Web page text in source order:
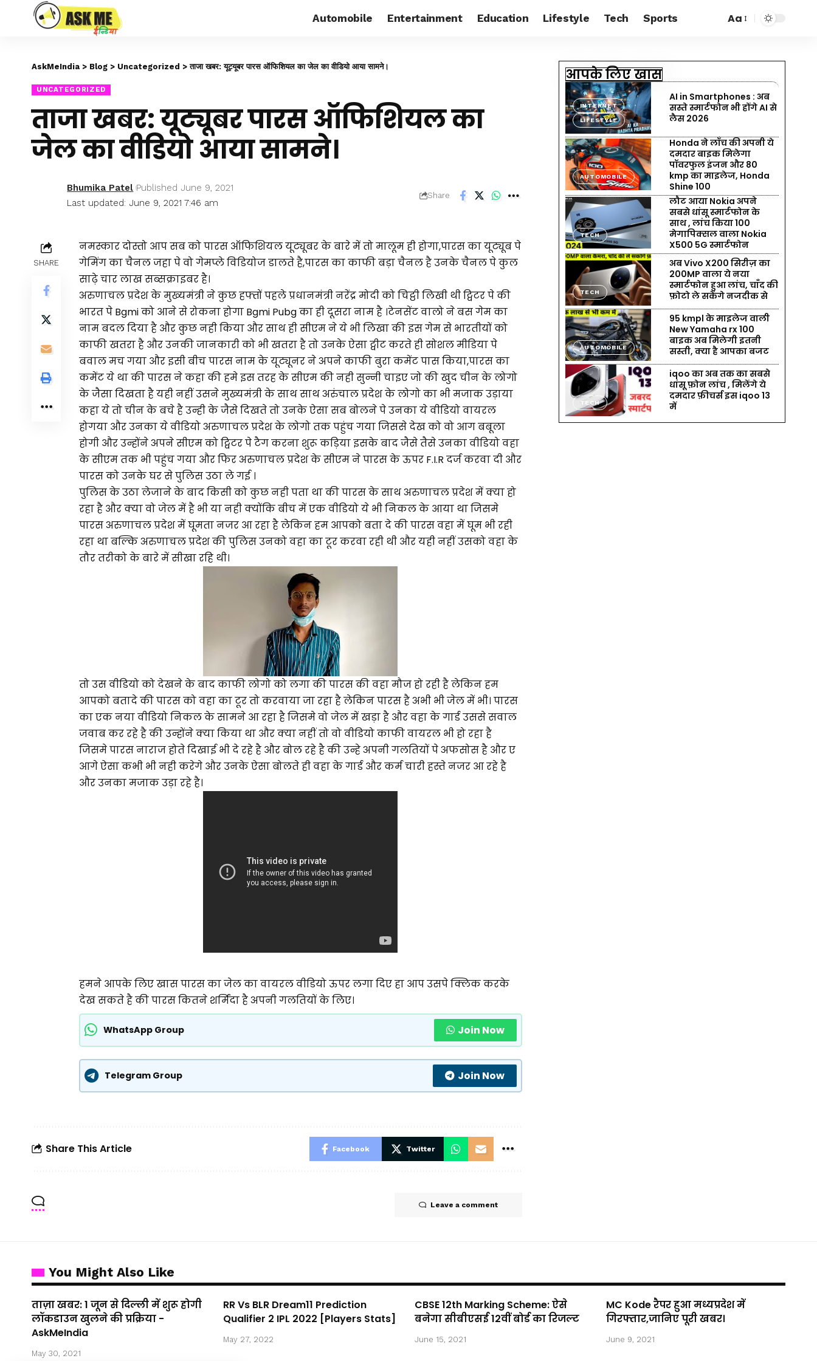
Automobile Entertainment Education Lifestyle Tech Sports Aa
AskMeIndia > Blog > Uncategorized >ताजा खबर: यूट्यूबर पारस ऑफिशियल का जेल का वीडियो आया सामने।
UNCATEGORIZED
ताजा खबर: यूट्यूबर पारस ऑफिशियल का
जेल का वीडियो आया सामने।
Last updated: June 9, 2021 7:46 am
Bhumika Patel Published June 9, 2021
Share
SHARE
नमस्कार दोस्तो आप सब को पारस ऑफिशियल यूट्यूबर के बारे में तो मालूम ही होगा,पारस का यूट्यूब पे
गेमिंग का चैनल जहा पे वो गेमप्ले विडियोज डालते है,पारस का काफी बड़ा चैनल है उनके चैनल पे कुल
साढ़े चार लाख सब्सक्राइबर है।
अरुणाचल प्रदेश के मुख्यमंत्री ने कुछ हफ्तों पहले प्रधानमंत्री नरेंद्र मोदी को चिट्ठी लिखी थी ट्विटर पे की
भारत पे Bgmi को आने से रोकना होगा Bgmi Pubg का ही दूसरा नाम है ।टेनसेंट वालो ने बस गेम का
नाम बदल दिया है और कुछ नही किया और साथ ही सीएम ने ये भी लिखा की इस गेम से भारतीयों को
काफी खतरा है और उनकी जानकारी को भी खतरा है तो उनके ऐसा ट्वीट करते ही सोशल मीडिया पे
बवाल मच गया और इसी बीच पारस नाम के यूट्यूनर ने अपने काफी बुरा कमेंट पास किया,पारस का
कमेंट ये था की पारस ने कहा की हमे इस तरह के सीएम की नही सुन्नी चाइए जो की खुद चीन के लोगो
के जैसा दिखता है यही नहीं उसने मुख्यमंत्री के साथ साथ अरुंचाल प्रदेश के लोगो का भी मजाक उड़ाया
कहा ये तो चीन के बचे है उन्ही के जैसे दिखते तो उनके ऐसा सब बोलने पे उनका ये वीडियो वायरल
होगया और उनका ये वीडियो अरुणाचल प्रदेश के लोगो तक पहुंच गया जिससे देख को वो आग बबूला
होगी और उन्होंने अपने सीएम को ट्विटर पे टैग करना शुरू कड़िया इसके बाद जैसे तैसे उनका वीडियो वहा
के सीएम तक भी पहुंच गया और फिर अरुणाचल प्रदेश के सीएम ने पारस के ऊपर F.I.R दर्ज करवा दी और
पारस को उनके घर से पुलिस उठा ले गई ।
पुलिस के उठा लेजाने के बाद किसी को कुछ नही पता था की पारस के साथ अरुणाचल प्रदेश में क्या हो
रहा है और क्या वो जेल में है भी या नही क्योंकि बीच में एक वीडियो ये भी निकल के आया था जिसमे
पारस अरुणाचल प्रदेश में घूमता नजर आ रहा है लेकिन हम आपको बता दे की पारस वहा में घूम भी रही
रहा था बल्कि अरुणाचल प्रदेश की पुलिस उनको वहा का टूर करवा रही थी और यही नहीं उसको वहा के
तौर तरीको के बारे में सीखा रहि थी।
तो उस वीडियो को देखने के बाद काफी लोगो को लगा की पारस की वहा मौज हो रही है लेकिन हम
आपको बतादे की पारस को वहा का टूर तो करवाया जा रहा है लेकिन पारस है अभी भी जेल में भी। पारस
का एक नया वीडियो निकल के सामने आ रहा है जिसमे वो जेल में खड़ा है और वहा के गार्ड उससे सवाल
जवाब कर रहे है की उन्होंने क्या किया था और क्या नहीं तो वो वीडियो काफी वायरल भी हो रहा है
जिसमे पारस नाराज होते दिखाई भी दे रहे है और बोल रहे है की उन्हे अपनी गलतियों पे अफसोस है और ए
आगे ऐसा कभी भी नही करेगे और उनके ऐसा बोलते ही वहा के गार्ड और कर्म चारी हस्ते नजर आ रहे है
और उनका मजाक उड़ा रहे है।
हमने आपके लिए खास पारस का जेल का वायरल वीडियो ऊपर लगा दिए हा आप उसपे क्लिक करके
देख सकते है की पारस कितने शर्मिंदा है अपनी गलतियों के लिए।
WhatsApp Group Join Now
Telegram Group Join Now
Share This Article Facebook Twitter
Leave a comment
आपके लिए खास
INTERNET
LIFESTYLE
AI in Smartphones : अब
सस्ते स्मार्टफोन भी होंगे AI से
लैस 2026
AUTOMOBILE
Honda ने लॉंच की अपनी ये
दमदार बाइक मिलेगा
पॉवरफुल इंजन और 80
kmp का माइलेज, Honda
Shine 100
TECH
लौट आया Nokia अपने
सबसे धांसू स्मार्टफोन के
साथ , लांच किया 100
मेगापिक्सल वाला Nokia
X500 5G स्मार्टफोन
TECH
अब Vivo X200 सिरीज़ का
200MP वाला ये नया
स्मार्टफोन हुआ लांच, चाँद की
फ़ोटो ले सकेंगे नजदीक से
AUTOMOBILE
95 kmpl के माइलेज वाली
New Yamaha rx 100
बाइक अब मिलेगी इतनी
सस्ती, क्या है आपका बजट
TECH
iqoo का अब तक का सबसे
धांसू फ़ोन लांच , मिलेंगे ये
दमदार फ़ीचर्स इस iqoo 13
में
You Might Also Like
ताज़ा खबर: 1 जून से दिल्ली में शुरू होगी
लॉकडाउन खुलने की प्रक्रिया -
AskMeIndia
May 30, 2021
RR Vs BLR Dream11 Prediction
Qualifier 2 IPL 2022 [Players Stats]
May 27, 2022
CBSE 12th Marking Scheme: ऐसे
बनेगा सीबीएसई 12वीं बोर्ड का रिजल्ट
June 15, 2021
MC Kode रैपर हुआ मध्यप्रदेश में
गिरफ्तार,जानिए पूरी खबर।
June 9, 2021